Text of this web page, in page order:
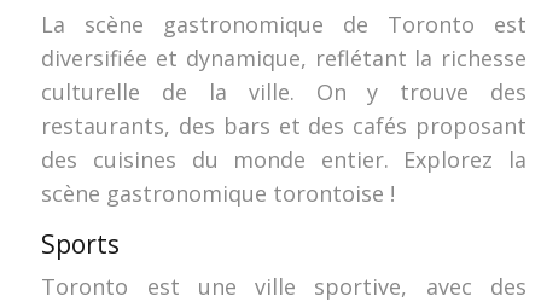
La scène gastronomique de Toronto est
diversifiée et dynamique, reflétant la richesse
culturelle de la ville. On y trouve des
restaurants, des bars et des cafés proposant
des cuisines du monde entier. Explorez la
scène gastronomique torontoise !
Sports
Toronto est une ville sportive, avec des